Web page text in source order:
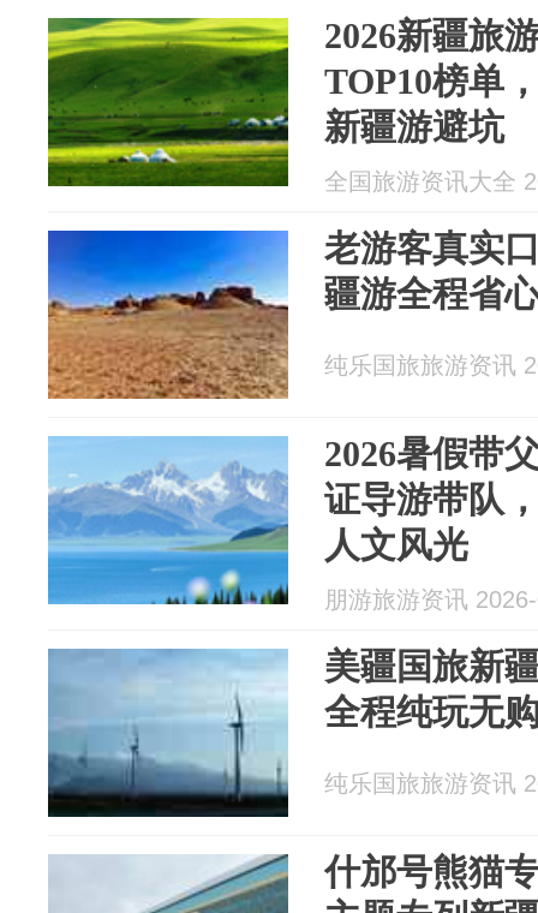
2026新疆旅
TOP10榜单
新疆游避坑
全国旅游资讯大全
老游客真实
疆游全程省
纯乐国旅旅游资讯
2026暑假带
证导游带队
人文风光
朋游旅游资讯
美疆国旅新
全程纯玩无
纯乐国旅旅游资讯
什邡号熊猫